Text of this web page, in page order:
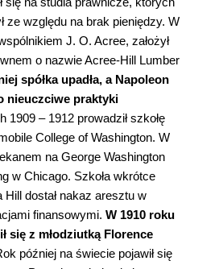
ze względu na brak pieniędzy. W
J. O. Acree, założył
o nazwie Acree-Hill Lumber
spółka upadła, a Napoleon
nieuczciwe praktyki
1909 – 1912 prowadził szkołę
College of Washington. W
na George Washington
w Chicago. Szkoła wkrótce
Hill dostał nakaz aresztu w
finansowymi. W 1910 roku
się z młodziutką Florence
później na świecie pojawił się